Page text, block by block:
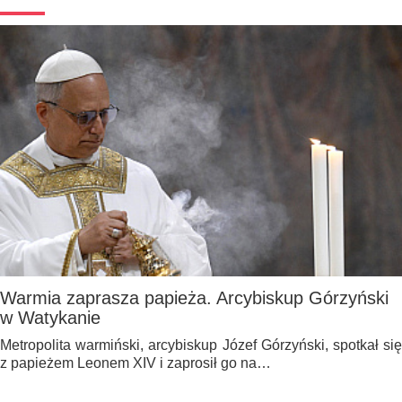
Warmia zaprasza papieża. Arcybiskup Górzyński
w Watykanie
Metropolita warmiński, arcybiskup Józef Górzyński, spotkał się
z papieżem Leonem XIV i zaprosił go na…